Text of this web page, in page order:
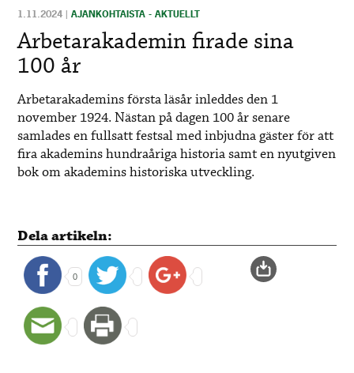
1.11.2024 |AJANKOHTAISTA - AKTUELLT
Arbetarakademin firade sina
100 år
Arbetarakademins första läsår inleddes den 1
november 1924. Nästan på dagen 100 år senare
samlades en fullsatt festsal med inbjudna gäster för att
fira akademins hundraåriga historia samt en nyutgiven
bok om akademins historiska utveckling.
Dela artikeln:
0